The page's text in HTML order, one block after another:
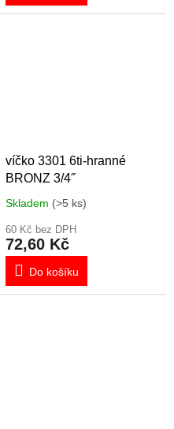
víčko 3301 6ti-hranné
BRONZ 3/4˝
Skladem (>5 ks)
60 Kč bez DPH
72,60 Kč
Do košíku